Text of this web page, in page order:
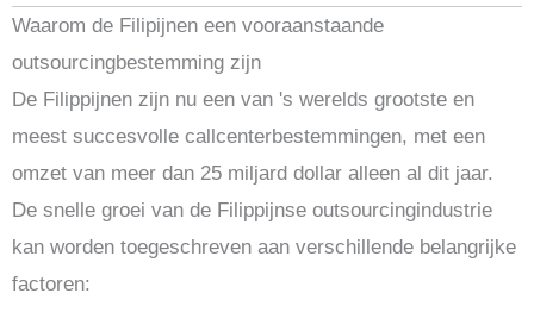
Waarom de Filipijnen een vooraanstaande
outsourcingbestemming zijn
De Filippijnen zijn nu een van 's werelds grootste en
meest succesvolle callcenterbestemmingen, met een
omzet van meer dan 25 miljard dollar alleen al dit jaar.
De snelle groei van de Filippijnse outsourcingindustrie
kan worden toegeschreven aan verschillende belangrijke
factoren: